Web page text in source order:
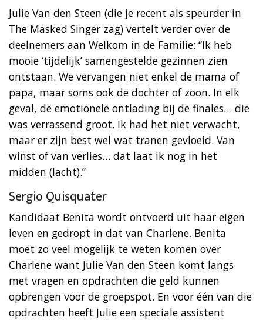
Julie Van den Steen (die je recent als speurder in
The Masked Singer zag) vertelt verder over de
deelnemers aan Welkom in de Familie: “Ik heb
mooie ‘tijdelijk’ samengestelde gezinnen zien
ontstaan. We vervangen niet enkel de mama of
papa, maar soms ook de dochter of zoon. In elk
geval, de emotionele ontlading bij de finales… die
was verrassend groot. Ik had het niet verwacht,
maar er zijn best wel wat tranen gevloeid. Van
winst of van verlies… dat laat ik nog in het
midden (lacht).”
Sergio Quisquater
Kandidaat Benita wordt ontvoerd uit haar eigen
leven en gedropt in dat van Charlene. Benita
moet zo veel mogelijk te weten komen over
Charlene want Julie Van den Steen komt langs
met vragen en opdrachten die geld kunnen
opbrengen voor de groepspot. En voor één van die
opdrachten heeft Julie een speciale assistent